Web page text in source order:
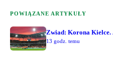
POWIĄZANE ARTYKUŁY
Zwiad: Korona
13 godz. temu